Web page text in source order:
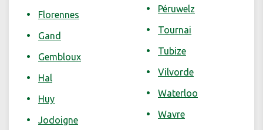
Florennes
Gand
Gembloux
Hal
Huy
Jodoigne
Péruwelz
Tournai
Tubize
Vilvorde
Waterloo
Wavre